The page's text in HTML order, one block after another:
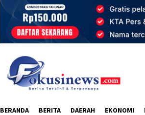
BERANDA BERITA DAERAH EKONOMI